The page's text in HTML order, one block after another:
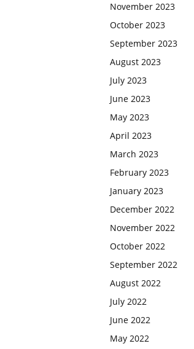
November 2023
October 2023
September 2023
August 2023
July 2023
June 2023
May 2023
April 2023
March 2023
February 2023
January 2023
December 2022
November 2022
October 2022
September 2022
August 2022
July 2022
June 2022
May 2022